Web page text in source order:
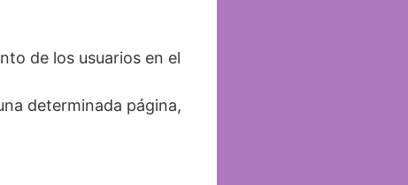
de los usuarios en el
determinada página,